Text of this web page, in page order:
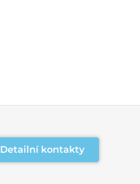
Detailní kontakty